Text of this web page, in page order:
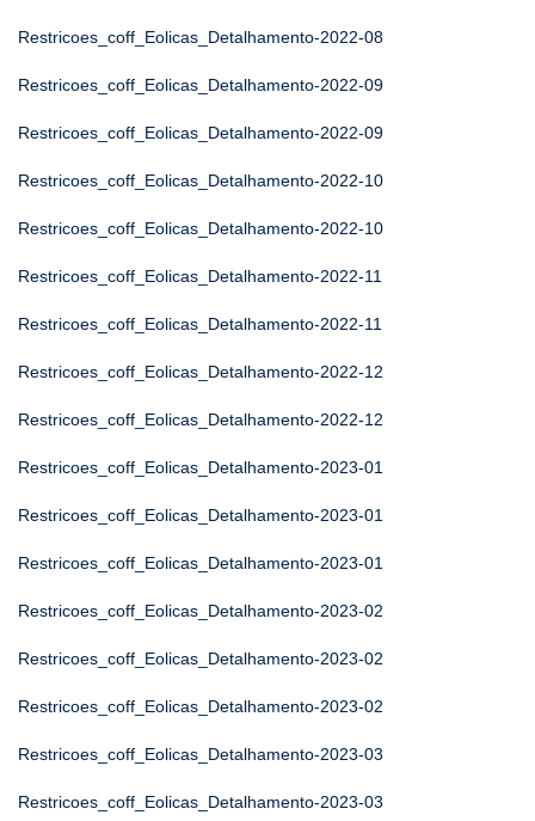
Restricoes_coff_Eolicas_Detalhamento-2022-08
Restricoes_coff_Eolicas_Detalhamento-2022-09
Restricoes_coff_Eolicas_Detalhamento-2022-09
Restricoes_coff_Eolicas_Detalhamento-2022-10
Restricoes_coff_Eolicas_Detalhamento-2022-10
Restricoes_coff_Eolicas_Detalhamento-2022-11
Restricoes_coff_Eolicas_Detalhamento-2022-11
Restricoes_coff_Eolicas_Detalhamento-2022-12
Restricoes_coff_Eolicas_Detalhamento-2022-12
Restricoes_coff_Eolicas_Detalhamento-2023-01
Restricoes_coff_Eolicas_Detalhamento-2023-01
Restricoes_coff_Eolicas_Detalhamento-2023-01
Restricoes_coff_Eolicas_Detalhamento-2023-02
Restricoes_coff_Eolicas_Detalhamento-2023-02
Restricoes_coff_Eolicas_Detalhamento-2023-02
Restricoes_coff_Eolicas_Detalhamento-2023-03
Restricoes_coff_Eolicas_Detalhamento-2023-03